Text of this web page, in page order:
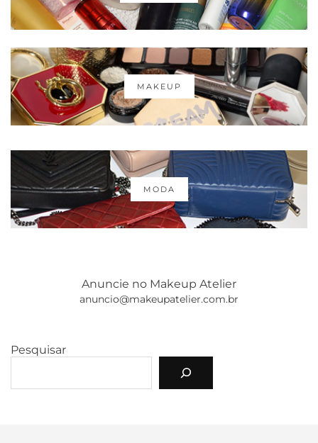
MAKEUP
MODA
Anuncie no Makeup Atelier
anuncio@makeupatelier.com.br
Pesquisar